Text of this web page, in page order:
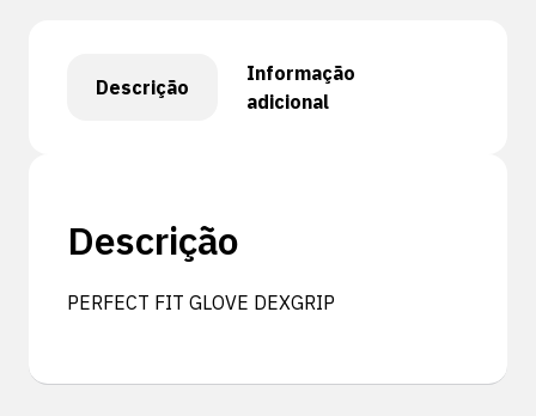
Descrição
Informação
adicional
Descrição
PERFECT FIT GLOVE DEXGRIP